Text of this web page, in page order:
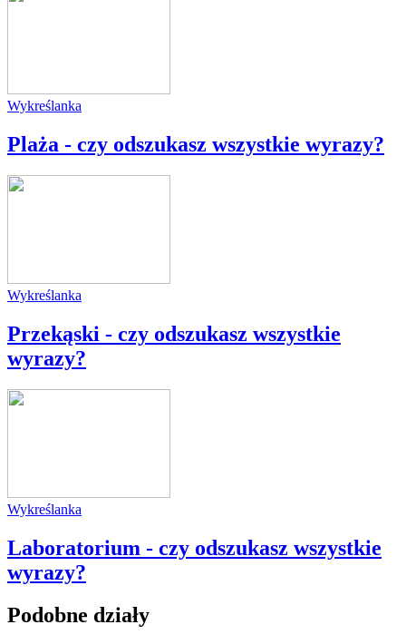
Wykreślanka
Plaża - czy odszukasz wszystkie wyrazy?
Wykreślanka
Przekąski - czy odszukasz wszystkie
wyrazy?
Wykreślanka
Laboratorium - czy odszukasz wszystkie
wyrazy?
Podobne działy